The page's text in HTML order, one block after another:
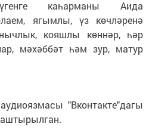
каһарманы Аида
ягымлы, үз көчләренә
кояшлы көннәр, һәр
мәхәббәт һәм зур, матур
"Вконтакте"дагы